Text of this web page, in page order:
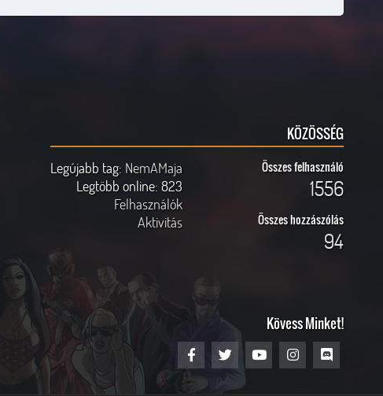
KÖZÖSSÉG
Legújabb tag: NemAMaja
Legtöbb online: 823
Felhasználók
Aktivitás
Összes felhasználó
1556
Összes hozzászólás
94
Kövess Minket!